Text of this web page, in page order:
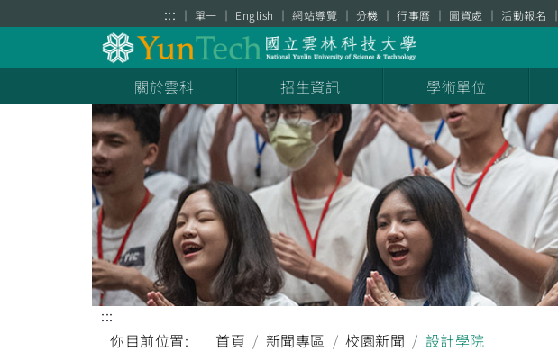
::: 單一 English 網站導覽 分機 行事曆 圖資處 活動報名
關於雲科 招生資訊 學術單位
:::
你目前位置:
首頁 新聞專區 校園新聞 設計學院